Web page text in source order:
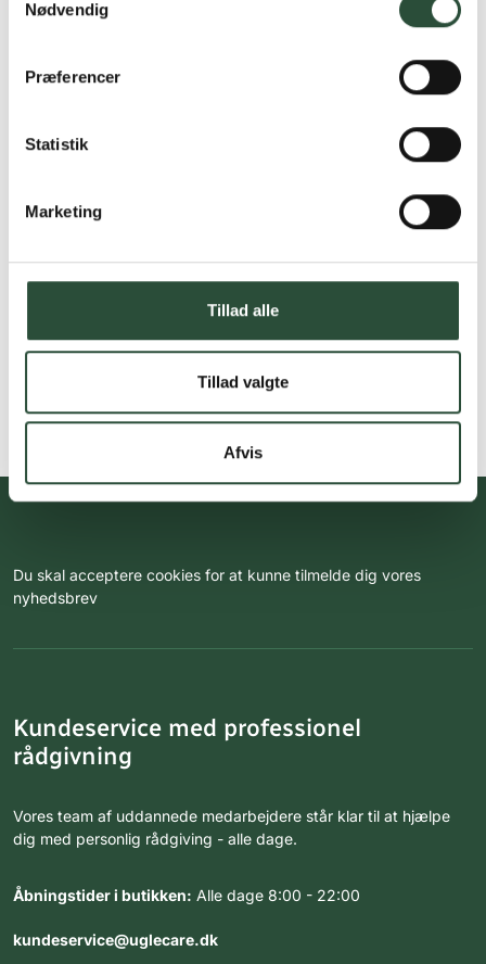
Nødvendig
Præferencer
Statistik
Marketing
Tillad alle
Tillad valgte
Afvis
Du skal acceptere cookies for at kunne tilmelde dig vores
nyhedsbrev
Kundeservice med professionel
rådgivning
Vores team af uddannede medarbejdere står klar til at hjælpe
dig med personlig rådgiving - alle dage.
Åbningstider i butikken: Alle dage 8:00 - 22:00
kundeservice@uglecare.dk